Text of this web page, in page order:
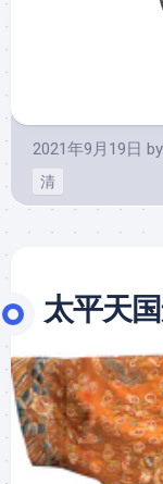
2021年9月19日 by
清
太平天